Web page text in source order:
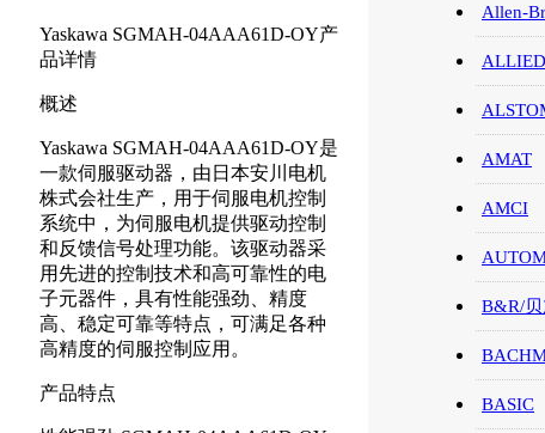
Yaskawa SGMAH-04AAA61D-OY产
品详情
概述
Yaskawa SGMAH-04AAA61D-OY是
一款伺服驱动器，由日本安川电机
株式会社生产，用于伺服电机控制
系统中，为伺服电机提供驱动控制
和反馈信号处理功能。该驱动器采
用先进的控制技术和高可靠性的电
子元器件，具有性能强劲、精度
高、稳定可靠等特点，可满足各种
高精度的伺服控制应用。
产品特点
Allen-
AMAT
AMCI
B&R/
BASIC